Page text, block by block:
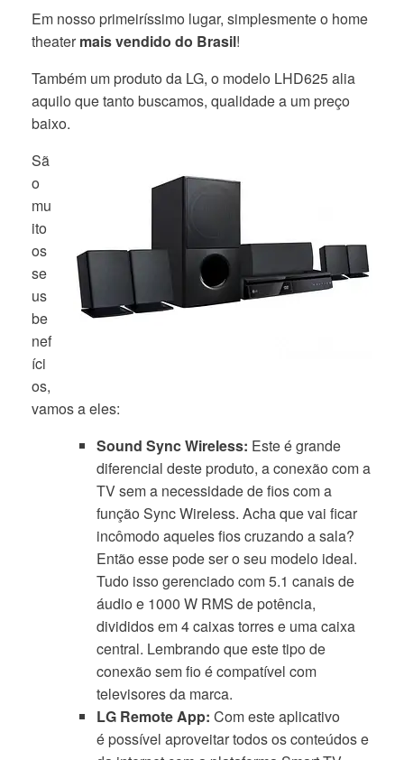
Em nosso primeiríssimo lugar, simplesmente o home
theatermais vendido do Brasil!
Também um produto da LG, o modelo LHD625 alia
aquilo que tanto buscamos, qualidade a um preço
baixo.
Sã
o
mu
ito
os
se
us
be
nef
íci
os,
vamos a eles:
Sound Sync Wireless: Este é grande
diferencial deste produto, a conexão com a
TV sem a necessidade de fios com a
função Sync Wireless. Acha que vai ficar
incômodo aqueles fios cruzando a sala?
Então esse pode ser o seu modelo ideal.
Tudo isso gerenciado com 5.1 canais de
áudio e 1000 W RMS de potência,
divididos em 4 caixas torres e uma caixa
central. Lembrando que este tipo de
conexão sem fio é compatível com
televisores da marca.
LG Remote App: Com este aplicativo
é possível aproveitar todos os conteúdos e